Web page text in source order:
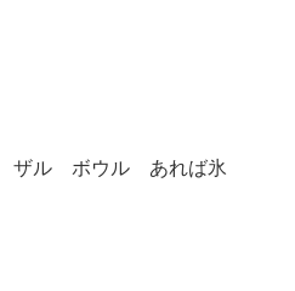
ザル ボウル あれば氷